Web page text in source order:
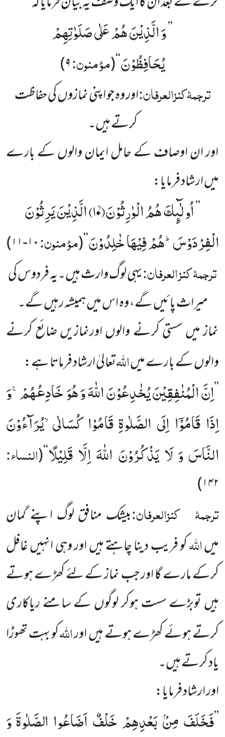
’’وَ الَّذِیْنَ هُمْ عَلٰى صَلَوٰتِهِمْ
یُحَافِظُوْنَ‘‘
(مؤمنون:۹)
ترجمۂکنزالعرفان:اور وہ جو اپنی نمازوں کی حفاظت
کرتے ہیں۔
اور ان اوصاف کے حامل ایمان والوں کے بارے
میں ارشاد فرمایا:
’’اُولٰٓىٕكَ هُمُ الْوٰرِثُوْنَۙ(۱۰) الَّذِیْنَ یَرِثُوْنَ
الْفِرْدَوْسَؕ-هُمْ فِیْهَا خٰلِدُوْنَ‘‘
(مؤمنون:۱۰-۱۱)
ترجمۂکنز العرفان:یہی لوگ وارث ہیں۔یہ فردوس کی
میراث پائیں گے، وہ اس میں ہمیشہ رہیں گے۔
نماز میں سستی کرنے والوں اورنمازیں ضائع کرنے
والوں کے بارے میںاللہتعالیٰ ارشاد فرماتا ہے:
’’اِنَّ الْمُنٰفِقِیْنَ یُخٰدِعُوْنَ اللّٰهَ وَ هُوَ خَادِعُهُمْۚ-وَ
اِذَا قَامُوْۤا اِلَى الصَّلٰوةِ قَامُوْا كُسَالٰىۙ-یُرَآءُوْنَ
النَّاسَ وَ لَا یَذْكُرُوْنَ اللّٰهَ اِلَّا قَلِیْلًا‘‘
(النساء:
۱۴۲)
ترجمۂ کنزالعرفان:بیشک منافق لوگ اپنے گمان
میںاللہکو فریب دینا چاہتے ہیں اور وہی انہیں غافل
کرکے مارے گا اور جب نماز کے لئے کھڑے ہوتے
ہیں توبڑے سست ہوکر لوگوں کے سامنے ریاکاری
کرتے ہوئے کھڑے ہوتے ہیں اوراللہکو بہت تھوڑا
یاد کرتے ہیں۔
اور ارشاد فرمایا:
’’فَخَلَفَ مِنْۢ بَعْدِهِمْ خَلْفٌ اَضَاعُوا الصَّلٰوةَ وَ